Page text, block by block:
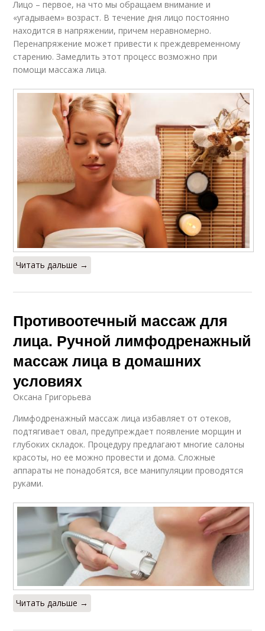
Лицо – первое, на что мы обращаем внимание и
«угадываем» возраст. В течение дня лицо постоянно
находится в напряжении, причем неравномерно.
Перенапряжение может привести к преждевременному
старению. Замедлить этот процесс возможно при
помощи массажа лица.
Читать дальше →
Противоотечный массаж для
лица. Ручной лимфодренажный
массаж лица в домашних
условиях
Оксана Григорьева
Лимфодренажный массаж лица избавляет от отеков,
подтягивает овал, предупреждает появление морщин и
глубоких складок. Процедуру предлагают многие салоны
красоты, но ее можно провести и дома. Сложные
аппараты не понадобятся, все манипуляции проводятся
руками.
Читать дальше →